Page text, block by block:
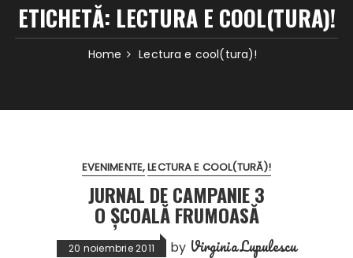
ETICHETĂ: LECTURA E COOL(TURA)!
Home Lectura e cool(tura)!
EVENIMENTE LECTURA E COOL(TURĂ)!
JURNAL DE CAMPANIE 3
O ȘCOALĂ FRUMOASĂ
20 noiembrie 2011 by Virginia Lupulescu